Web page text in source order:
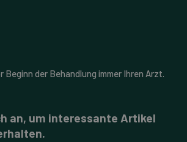
Beginn der Behandlung immer Ihren Arzt.
an, um interessante Artikel